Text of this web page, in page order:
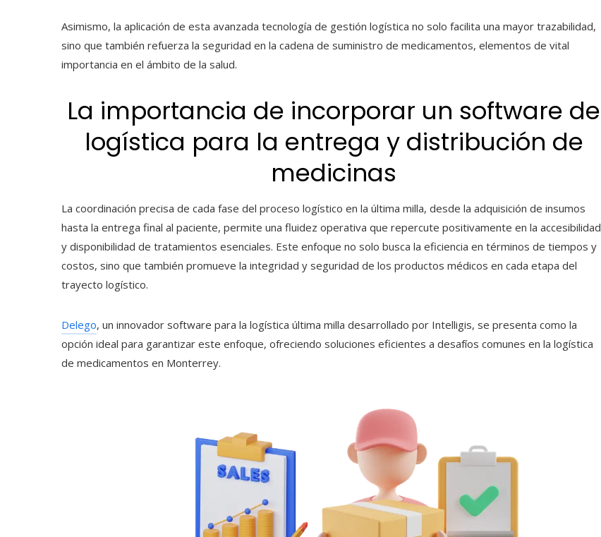
Asimismo, la aplicación de esta avanzada tecnología de gestión logística no solo facilita una mayor trazabilidad,
sino que también refuerza la seguridad en la cadena de suministro de medicamentos, elementos de vital
importancia en el ámbito de la salud.
La importancia de incorporar un software de
logística para la entrega y distribución de
medicinas
La coordinación precisa de cada fase del proceso logístico en la última milla, desde la adquisición de insumos
hasta la entrega final al paciente, permite una fluidez operativa que repercute positivamente en la accesibilidad
y disponibilidad de tratamientos esenciales. Este enfoque no solo busca la eficiencia en términos de tiempos y
costos, sino que también promueve la integridad y seguridad de los productos médicos en cada etapa del
trayecto logístico.
Delego, un innovador software para la logística última milla desarrollado por Intelligis, se presenta como la
opción ideal para garantizar este enfoque, ofreciendo soluciones eficientes a desafíos comunes en la logística
de medicamentos en Monterrey.